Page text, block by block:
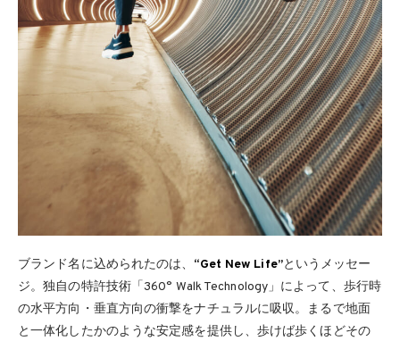
ブランド名に込められたのは、 “Get New Life”というメッセー
ジ。独自の特許技術「360° Walk Technology」によって、歩行時
の水平方向・垂直方向の衝撃をナチュラルに吸収。まるで地面
と一体化したかのような安定感を提供し、歩けば歩くほどその